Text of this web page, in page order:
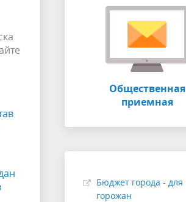
Общественная
приемная
Бюджет города - для
горожан